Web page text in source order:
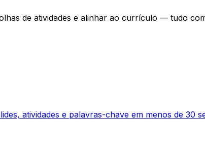
de atividades e alinhar ao currículo — tudo
atividades e palavras-chave em menos de 30